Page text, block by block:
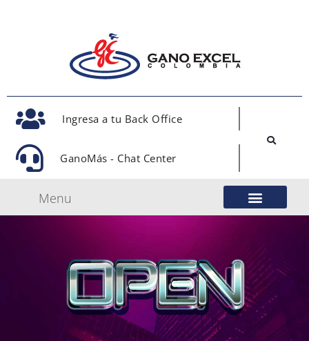
Ingresa a tu Back Office
GanoMás - Chat Center
Menu